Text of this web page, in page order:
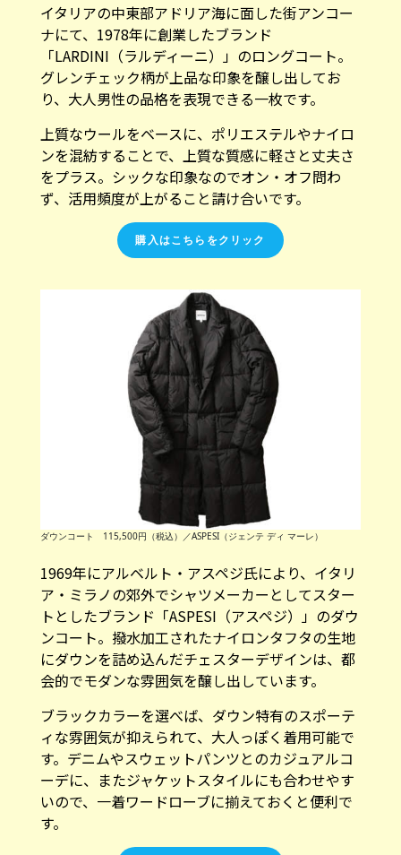
イタリアの中東部アドリア海に面した街アンコー
ナにて、1978年に創業したブランド
「LARDINI（ラルディーニ）」のロングコート。
グレンチェック柄が上品な印象を醸し出してお
り、大人男性の品格を表現できる一枚です。
上質なウールをベースに、ポリエステルやナイロ
ンを混紡することで、上質な質感に軽さと丈夫さ
をプラス。シックな印象なのでオン・オフ問わ
ず、活用頻度が上がること請け合いです。
購入はこちらをクリック
ダウンコート 115,500円（税込）／ASPESI（ジェンテ ディ マーレ）
1969年にアルベルト・アスペジ氏により、イタリ
ア・ミラノの郊外でシャツメーカーとしてスター
トとしたブランド「ASPESI（アスペジ）」のダウ
ンコート。撥水加工されたナイロンタフタの生地
にダウンを詰め込んだチェスターデザインは、都
会的でモダンな雰囲気を醸し出しています。
ブラックカラーを選べば、ダウン特有のスポーテ
ィな雰囲気が抑えられて、大人っぽく着用可能で
す。デニムやスウェットパンツとのカジュアルコ
ーデに、またジャケットスタイルにも合わせやす
いので、一着ワードローブに揃えておくと便利で
す。